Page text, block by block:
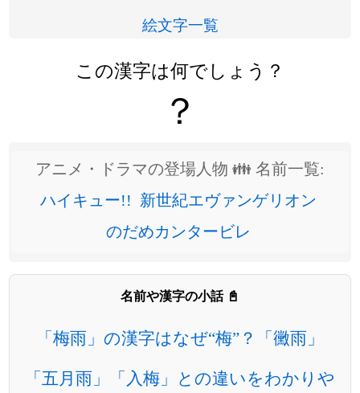
絵文字一覧
この漢字は何でしょう？
？
アニメ・ドラマの登場人物 👪 名前一覧:
ハイキュー!! 新世紀エヴァンゲリオン
のだめカンタービレ
名前や漢字の小話 📓
「梅雨」の漢字はなぜ“梅”？「黴雨」
「五月雨」「入梅」との違いをわかりや